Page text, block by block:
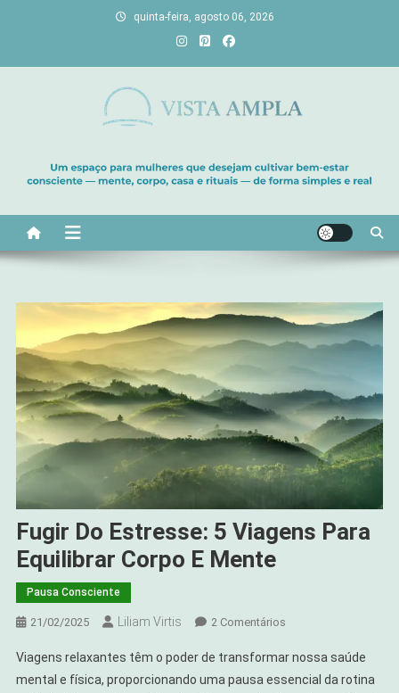
quinta-feira, agosto 06, 2026
bem-estar e encontre seu propósito. Inspiração diária para uma
vida com mais luz e significado!
Fugir Do Estresse: 5 Viagens Para
Equilibrar Corpo E Mente
Pausa Consciente
21/02/2025 Liliam Virtis 2 ComentáriosEm
Do
Estresse:
Viagens relaxantes têm o poder de transformar nossa saúde
mental e física, proporcionando uma pausa essencial da rotina